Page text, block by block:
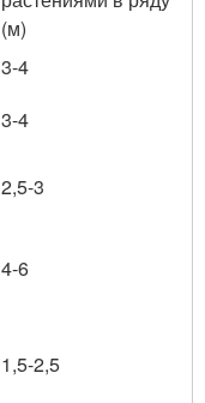
(м)
3-4
3-4
2,5-3
4-6
1,5-2,5